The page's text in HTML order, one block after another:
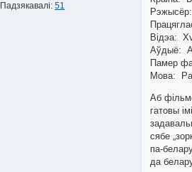
Падзякавалі: 51
Відэа:
Аўдыё:
Памер
Мова:
Аб
гатовы
сябе
па-
да